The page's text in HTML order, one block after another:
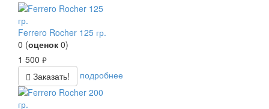
Ferrero Rocher 125 гр.
0 (оценок 0)
1 500 руб.
Заказать! подробнее